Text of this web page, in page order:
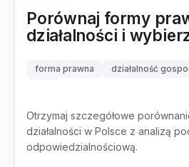
Porównaj formy
działalności i
forma prawna działalność
Otrzymaj szczegółowe
działalności w Polsce z analizą
odpowiedzialnościową.